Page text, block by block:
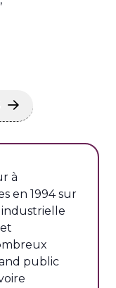
à
en 1994 sur
industrielle
public